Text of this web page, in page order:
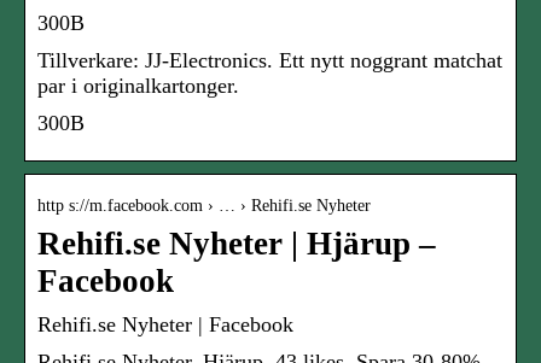
300B
Tillverkare: JJ-Electronics. Ett nytt noggrant matchat
par i originalkartonger.
300B
http s://m.facebook.com › … › Rehifi.se Nyheter
Rehifi.se Nyheter | Hjärup –
Facebook
Rehifi.se Nyheter | Facebook